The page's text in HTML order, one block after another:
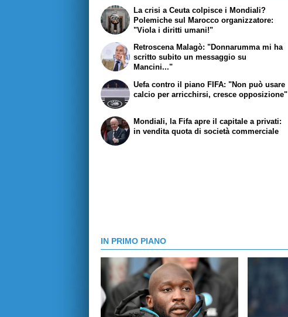
La crisi a Ceuta colpisce i Mondiali?
Polemiche sul Marocco organizzatore:
"Viola i diritti umani!"
Retroscena Malagò: "Donnarumma mi ha
scritto subito un messaggio su
Mancini..."
Uefa contro il piano FIFA: "Non può usare
calcio per arricchirsi, cresce opposizione"
Mondiali, la Fifa apre il capitale a privati:
in vendita quota di società commerciale
IN PRIMO PIANO